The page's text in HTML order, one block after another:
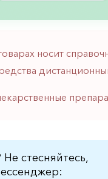
носит
стесняйтесь,